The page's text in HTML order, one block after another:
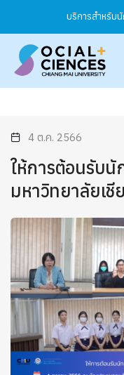
บริการสำหรับ
4 ต.ค. 2566
ให้การต้อนรับนั
มหาวิทยาลัยเชี